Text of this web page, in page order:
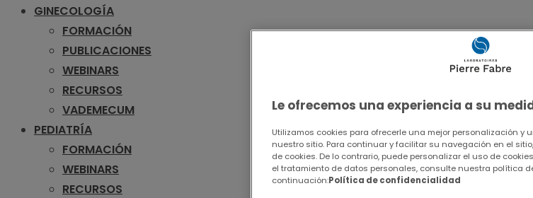
GINECOLOGÍA
FORMACIÓN
PUBLICACIONES
WEBINARS
RECURSOS
VADEMECUM
PEDIATRÍA
FORMACIÓN
WEBINARS
RECURSOS
Le ofrecemos una experiencia a su
Utilizamos cookies para ofrecerle una mejor personalización
nuestro sitio. Para continuar y facilitar su navegación en el
de cookies. De lo contrario, puede personalizar el uso de
el tratamiento de datos personales, consulte nuestra política
continuación:Política de confidencialidad